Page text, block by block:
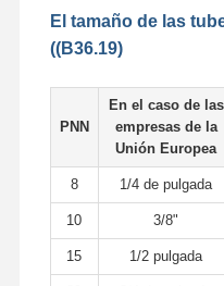
El tamaño de las
((B36.19)
PNN
En el caso de las
empresas de la
Unión Europea
8 1/4 de pulgada
10 3/8"
15 1/2 pulgada